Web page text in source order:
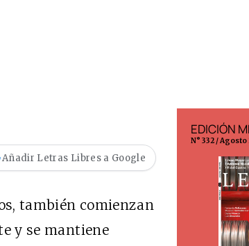
Añadir Letras Libres a Google
también comienzan
y se mantiene
EDICIÓN
N° 332 / Agosto